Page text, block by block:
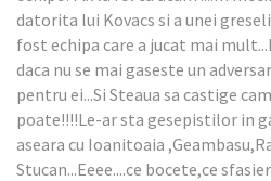
datorita lui Kovacs si a unei
fost echipa care a jucat mai
daca nu se mai gaseste un
pentru ei...Si Steaua sa castige
poate!!!!Le-ar sta gesepistilor in
aseara cu Ioanitoaia
Stucan...Eeee....ce bocete,ce